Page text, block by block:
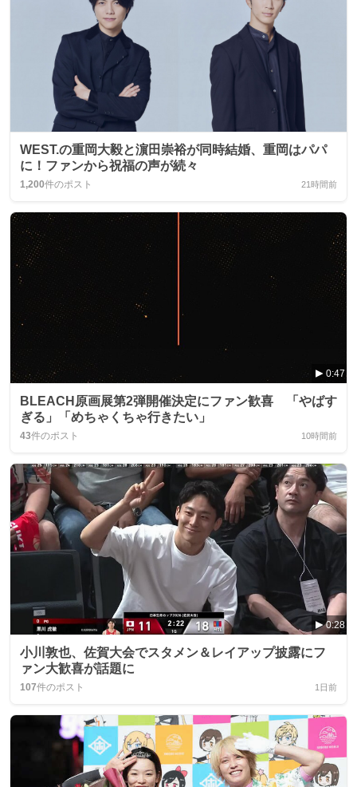
WEST.の重岡大毅と濵田崇裕が同時結婚、重岡はパパ
に！ファンから祝福の声が続々
1,200件のポスト 21時間前
0:47
BLEACH原画展第2弾開催決定にファン歓喜 「やばす
ぎる」「めちゃくちゃ行きたい」
43件のポスト 10時間前
0:28
小川敦也、佐賀大会でスタメン＆レイアップ披露にフ
ァン大歓喜が話題に
107件のポスト 1日前